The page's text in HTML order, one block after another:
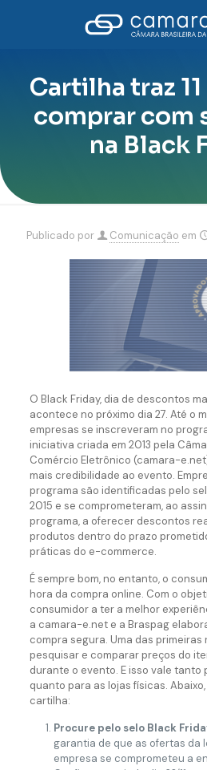
Cartilha traz
comprar com
na Black
Publicado por Comunicação em
O Black Friday, dia de descontos
acontece no próximo dia 27. Até o
empresas se inscreveram no
iniciativa criada em 2013 pela
Comércio Eletrônico (camara-
mais credibilidade ao evento.
programa são identificadas pelo
2015 e se comprometeram, ao
programa, a oferecer descontos
produtos dentro do prazo
práticas do e-commerce.
É sempre bom, no entanto, o
hora da compra online. Com o
consumidor a ter a melhor
a camara-e.net e a Braspag
compra segura. Uma das
pesquisar e comparar preços do
durante o evento. E isso vale tanto
quanto para as lojas físicas.
cartilha:
Procure pelo selo Black
garantia de que as ofertas da
empresa se comprometeu a